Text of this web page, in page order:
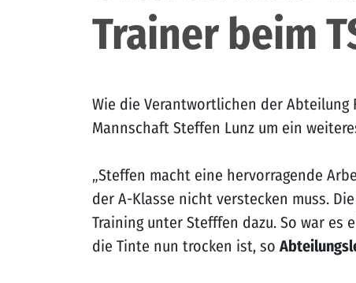
Trainer beim
Wie die Verantwortlichen der Abteilung
Mannschaft Steffen Lunz um ein
„Steffen macht eine hervorragende
der A-Klasse nicht verstecken muss.
Training unter Stefffen dazu. So war
die Tinte nun trocken ist, so